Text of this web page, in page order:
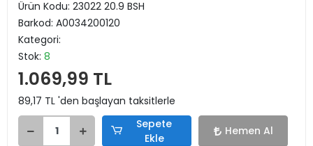
Ürün Kodu: 23022 20.9 BSH
Barkod: A0034200120
Kategori:
Stok: 8
1.069,99 TL
89,17 TL 'den başlayan taksitlerle
Sepete
Ekle
Hemen Al